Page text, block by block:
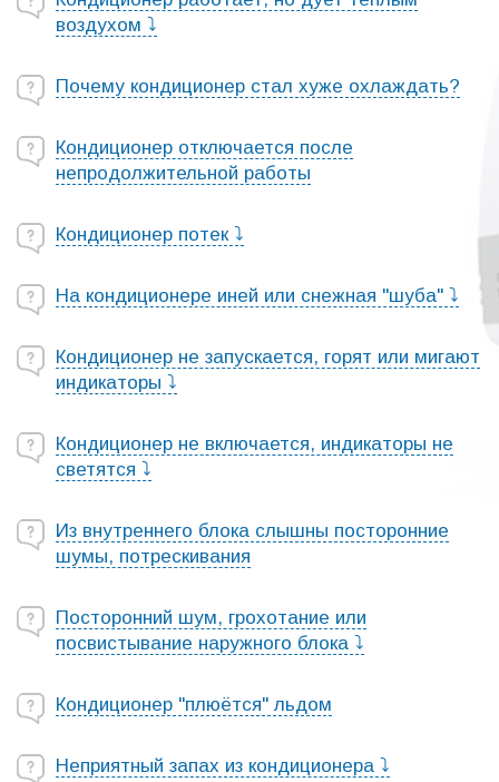
воздухом ⤵
Почему кондиционер стал хуже охлаждать?
Кондиционер отключается после
непродолжительной работы
Кондиционер потек ⤵
На кондиционере иней или снежная "шуба" ⤵
Кондиционер не запускается, горят или мигают
индикаторы ⤵
Кондиционер не включается, индикаторы не
светятся ⤵
Из внутреннего блока слышны посторонние
шумы, потрескивания
Посторонний шум, грохотание или
посвистывание наружного блока ⤵
Кондиционер "плюётся" льдом
Неприятный запах из кондиционера ⤵